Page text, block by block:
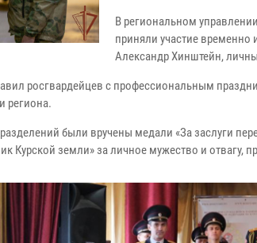
В региональном
приняли участие временно
Александр Хинштейн,
росгвардейцев с профессиональным
региона.
были вручены медали «За заслуги
Курской земли» за личное мужество и отвагу,